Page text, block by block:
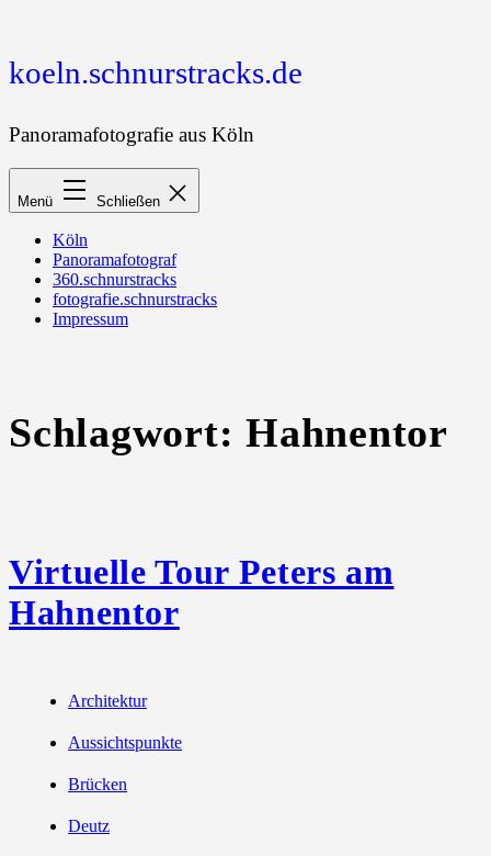
koeln.schnurstracks.de
Panoramafotografie aus Köln
Menü Schließen
Köln
Panoramafotograf
360.schnurstracks
fotografie.schnurstracks
Impressum
Schlagwort:Hahnentor
Virtuelle Tour Peters am
Hahnentor
Architektur
Aussichtspunkte
Brücken
Deutz